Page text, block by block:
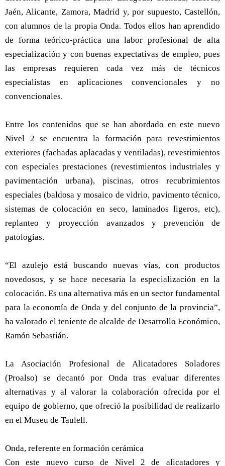
Jaén, Alicante, Zamora, Madrid y, por supuesto, Castellón,
con alumnos de la propia Onda. Todos ellos han aprendido
de forma teórico-práctica una labor profesional de alta
especialización y con buenas expectativas de empleo, pues
las empresas requieren cada vez más de técnicos
especialistas en aplicaciones convencionales y no
convencionales.
Entre los contenidos que se han abordado en este nuevo
Nivel 2 se encuentra la formación para revestimientos
exteriores (fachadas aplacadas y ventiladas), revestimientos
con especiales prestaciones (revestimientos industriales y
pavimentación urbana), piscinas, otros recubrimientos
especiales (baldosa y mosaico de vidrio, pavimento técnico,
sistemas de colocación en seco, laminados ligeros, etc),
replanteo y proyección avanzados y prevención de
patologías.
“El azulejo está buscando nuevas vías, con productos
novedosos, y se hace necesaria la especialización en la
colocación. Es una alternativa más en un sector fundamental
para la economía de Onda y del conjunto de la provincia”,
ha valorado el teniente de alcalde de Desarrollo Económico,
Ramón Sebastián.
La Asociación Profesional de Alicatadores Soladores
(Proalso) se decantó por Onda tras evaluar diferentes
alternativas y al valorar la colaboración ofrecida por el
equipo de gobierno, que ofreció la posibilidad de realizarlo
en el Museu de Taulell.
Onda, referente en formación cerámica
Con este nuevo curso de Nivel 2 de alicatadores y